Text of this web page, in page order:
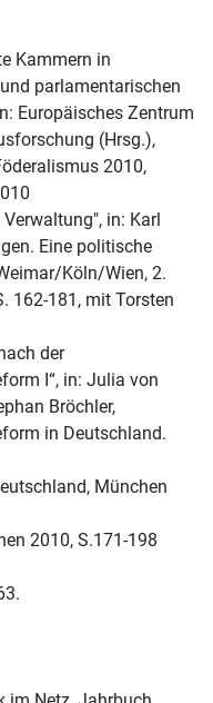
Kammern in
parlamentarischen
Europäisches Zentrum
(Hrsg.),
2010,
in: Karl
Eine politische
Köln/Wien, 2.
162-181, mit Torsten
der
I“, in: Julia von
Bröchler,
in Deutschland.
München
2010, S.171-198